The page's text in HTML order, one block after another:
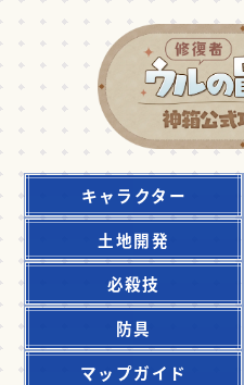
キャラクター
土地開発
必殺技
防具
マップガイド